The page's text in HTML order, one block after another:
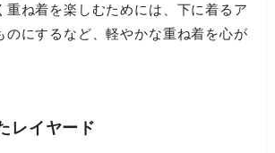
重ね着を楽しむためには、下に着るア
のにするなど、軽やかな重ね着を心が
レイヤード